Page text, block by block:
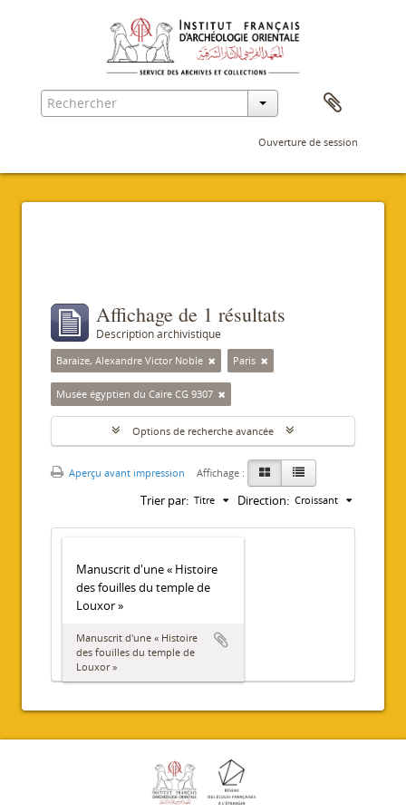
Ouverture de session
Affichage de 1 résultats
Description archivistique
Baraize, Alexandre Victor Noble Paris
Musée égyptien du Caire CG 9307
Options de recherche avancée
Aperçu avant impression Affichage :
Trier par: Titre Direction: Croissant
Manuscrit d'une « Histoire
des fouilles du temple de
Louxor »
Manuscrit d'une « Histoire
des fouilles du temple de
Louxor »